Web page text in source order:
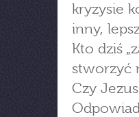
kryzysie
inny,
Kto dziś
stworzyć
Czy